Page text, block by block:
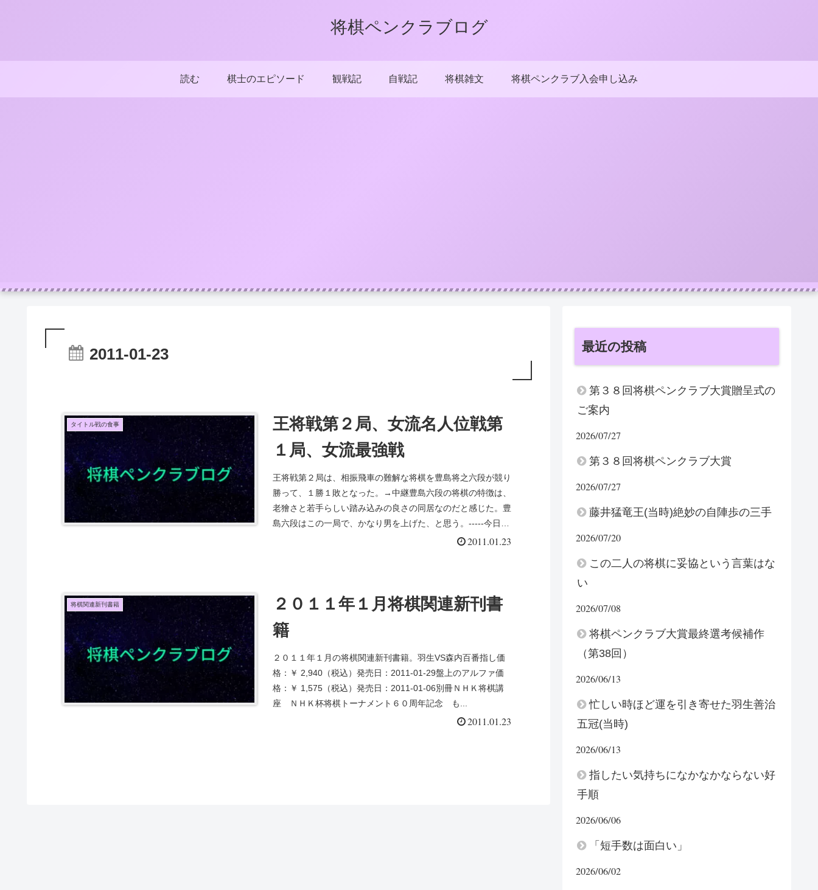
将棋ペンクラブログ
読む 棋士のエピソード 観戦記 自戦記 将棋雑文 将棋ペンクラブ入会申し込み
2011-01-23
タイトル戦の食事
王将戦第２局、女流名人位戦第
１局、女流最強戦
王将戦第２局は、相振飛車の難解な将棋を豊島将之六段が競り
勝って、１勝１敗となった。→中継豊島六段の将棋の特徴は、
老獪さと若手らしい踏み込みの良さの同居なのだと感じた。豊
島六段はこの一局で、かなり男を上げた、と思う。-----今日
2011.01.23
将棋関連新刊書籍
２０１１年１月将棋関連新刊書
籍
２０１１年１月の将棋関連新刊書籍。羽生VS森内百番指し価
格：￥ 2,940（税込）発売日：2011-01-29盤上のアルファ価
格：￥ 1,575（税込）発売日：2011-01-06別冊ＮＨＫ将棋講
座 ＮＨＫ杯将棋トーナメント６０周年記念 も...
2011.01.23
最近の投稿
第３８回将棋ペンクラブ大賞贈呈式の
ご案内
2026/07/27
第３８回将棋ペンクラブ大賞
2026/07/27
藤井猛竜王(当時)絶妙の自陣歩の三手
2026/07/20
この二人の将棋に妥協という言葉はな
い
2026/07/08
将棋ペンクラブ大賞最終選考候補作
（第38回）
2026/06/13
忙しい時ほど運を引き寄せた羽生善治
五冠(当時)
2026/06/13
指したい気持ちになかなかならない好
手順
2026/06/06
「短手数は面白い」
2026/06/02